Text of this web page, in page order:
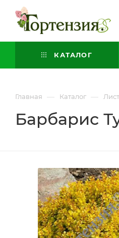
КАТАЛОГ
Главная — Каталог —
Барбарис